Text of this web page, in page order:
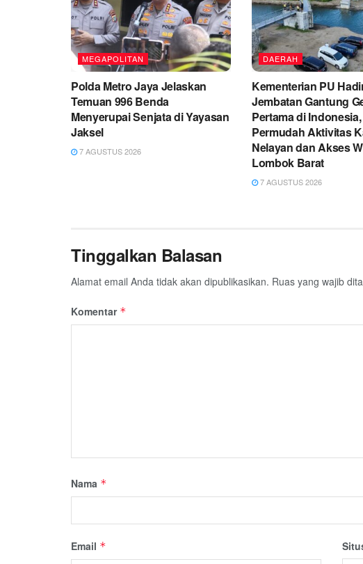
MEGAPOLITAN
Polda Metro Jaya Jelaskan
Temuan 996 Benda
Menyerupai Senjata di Yayasan
Jaksel
7 AGUSTUS 2026
DAERAH
Kementerian PU
Jembatan Gantung
Pertama di Indonesia,
Permudah Aktivitas
Nelayan dan Akses
Lombok Barat
7 AGUSTUS 2026
Tinggalkan Balasan
Alamat email Anda tidak akan dipublikasikan. Ruas yang wajib
Komentar *
Nama *
Email *